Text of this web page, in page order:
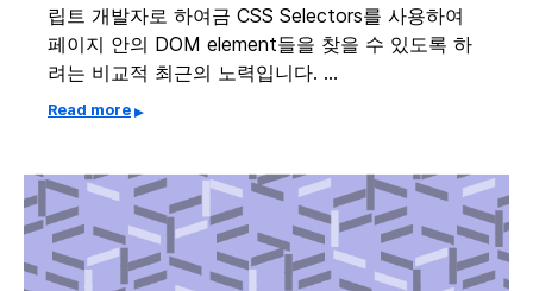
립트 개발자로 하여금 CSS Selectors를 사용하여
페이지 안의 DOM element들을 찾을 수 있도록 하
려는 비교적 최근의 노력입니다. …
Read more